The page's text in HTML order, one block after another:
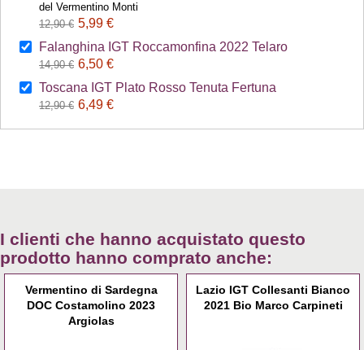
del Vermentino Monti
12,90 € 5,99 €
Falanghina IGT Roccamonfina 2022 Telaro
14,90 € 6,50 €
Toscana IGT Plato Rosso Tenuta Fertuna
12,90 € 6,49 €
I clienti che hanno acquistato questo
prodotto hanno comprato anche:
Vermentino di Sardegna
DOC Costamolino 2023
Argiolas
Lazio IGT Collesanti Bianco
2021 Bio Marco Carpineti